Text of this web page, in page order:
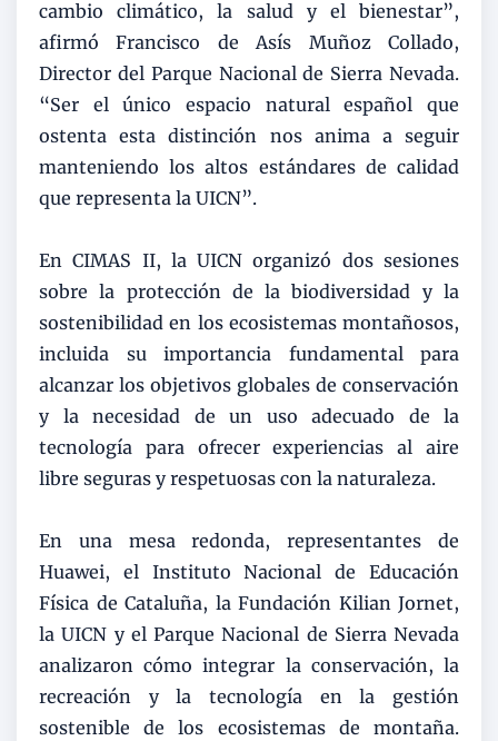
cambio climático, la salud y el bienestar”,
afirmó Francisco de Asís Muñoz Collado,
Director del Parque Nacional de Sierra Nevada.
“Ser el único espacio natural español que
ostenta esta distinción nos anima a seguir
manteniendo los altos estándares de calidad
que representa la UICN”.
En CIMAS II, la UICN organizó dos sesiones
sobre la protección de la biodiversidad y la
sostenibilidad en los ecosistemas montañosos,
incluida su importancia fundamental para
alcanzar los objetivos globales de conservación
y la necesidad de un uso adecuado de la
tecnología para ofrecer experiencias al aire
libre seguras y respetuosas con la naturaleza.
En una mesa redonda, representantes de
Huawei, el Instituto Nacional de Educación
Física de Cataluña, la Fundación Kilian Jornet,
la UICN y el Parque Nacional de Sierra Nevada
analizaron cómo integrar la conservación, la
recreación y la tecnología en la gestión
sostenible de los ecosistemas de montaña.